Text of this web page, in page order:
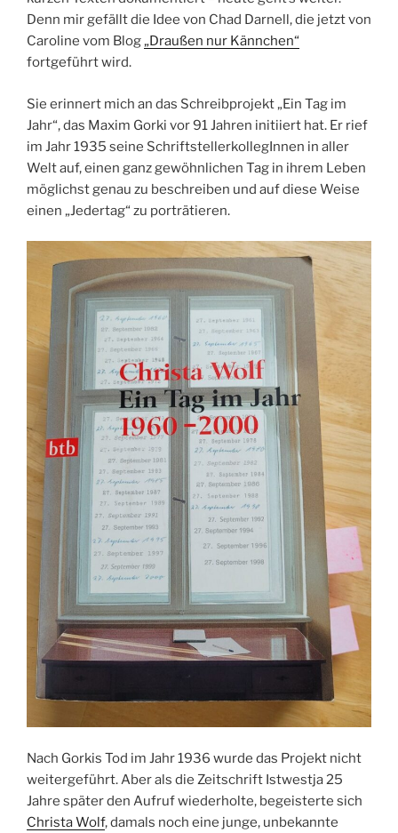
Denn mir gefällt die Idee von Chad Darnell, die jetzt von
Caroline vom Blog„Draußen nur Kännchen“
fortgeführt wird.
Sie erinnert mich an das Schreibprojekt „Ein Tag im
Jahr“, das Maxim Gorki vor 91 Jahren initiiert hat. Er rief
im Jahr 1935 seine SchriftstellerkollegInnen in aller
Welt auf, einen ganz gewöhnlichen Tag in ihrem Leben
möglichst genau zu beschreiben und auf diese Weise
einen „Jedertag“ zu porträtieren.
Nach Gorkis Tod im Jahr 1936 wurde das Projekt nicht
weitergeführt. Aber als die Zeitschrift Istwestja 25
Jahre später den Aufruf wiederholte, begeisterte sich
Christa Wolf, damals noch eine junge, unbekannte